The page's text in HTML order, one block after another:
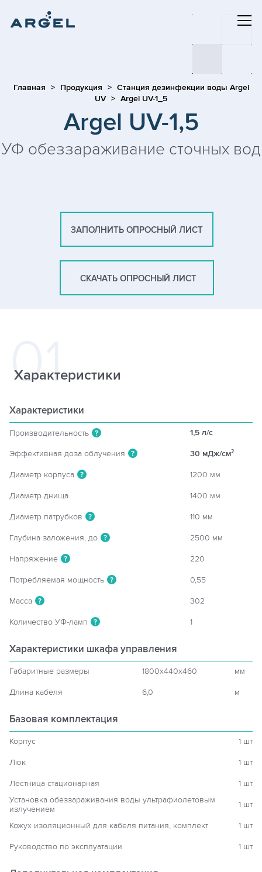
Главная Продукция
Станция дезинфекции воды Argel
UV
Argel UV-1_5
Argel UV-1,5
УФ обеззараживание сточных вод
ЗАПОЛНИТЬ ОПРОСНЫЙ ЛИСТ
СКАЧАТЬ ОПРОСНЫЙ ЛИСТ
Характеристики
Характеристики
Производительность ? 1,5 л/c
Эффективная доза облучения ? 30 мДж/см2
Диаметр корпуса ? 1200 мм
Диаметр днища 1400 мм
Диаметр патрубков ? 110 мм
Глубина заложения, до ? 2500 мм
Напряжение ? 220
Потребляемая мощность ? 0,55
Масса ? 302
Количество УФ-ламп ? 1
Характеристики шкафа управления
Габаритные размеры 1800x440x460 мм
Длина кабеля 6,0 м
Базовая комплектация
Корпус 1 шт
Люк 1 шт
Лестница стационарная
1 шт
Установка обеззараживания воды ультрафиолетовым
излучением
1 шт
Кожух изоляционный для кабеля питания, комплект 1 шт
Руководство по эксплуатации 1 шт